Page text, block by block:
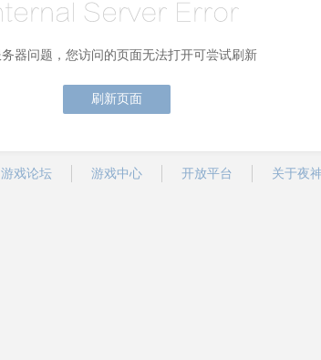
务器问题，您访问的页面无法打开可尝试刷新
刷新页面
游戏论坛 游戏中心 开放平台 关于夜